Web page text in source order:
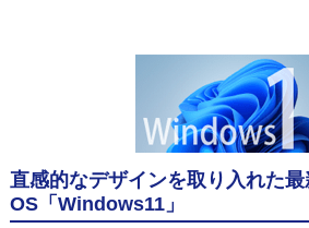
直感的なデザインを取り入れた最
OS「Windows11」